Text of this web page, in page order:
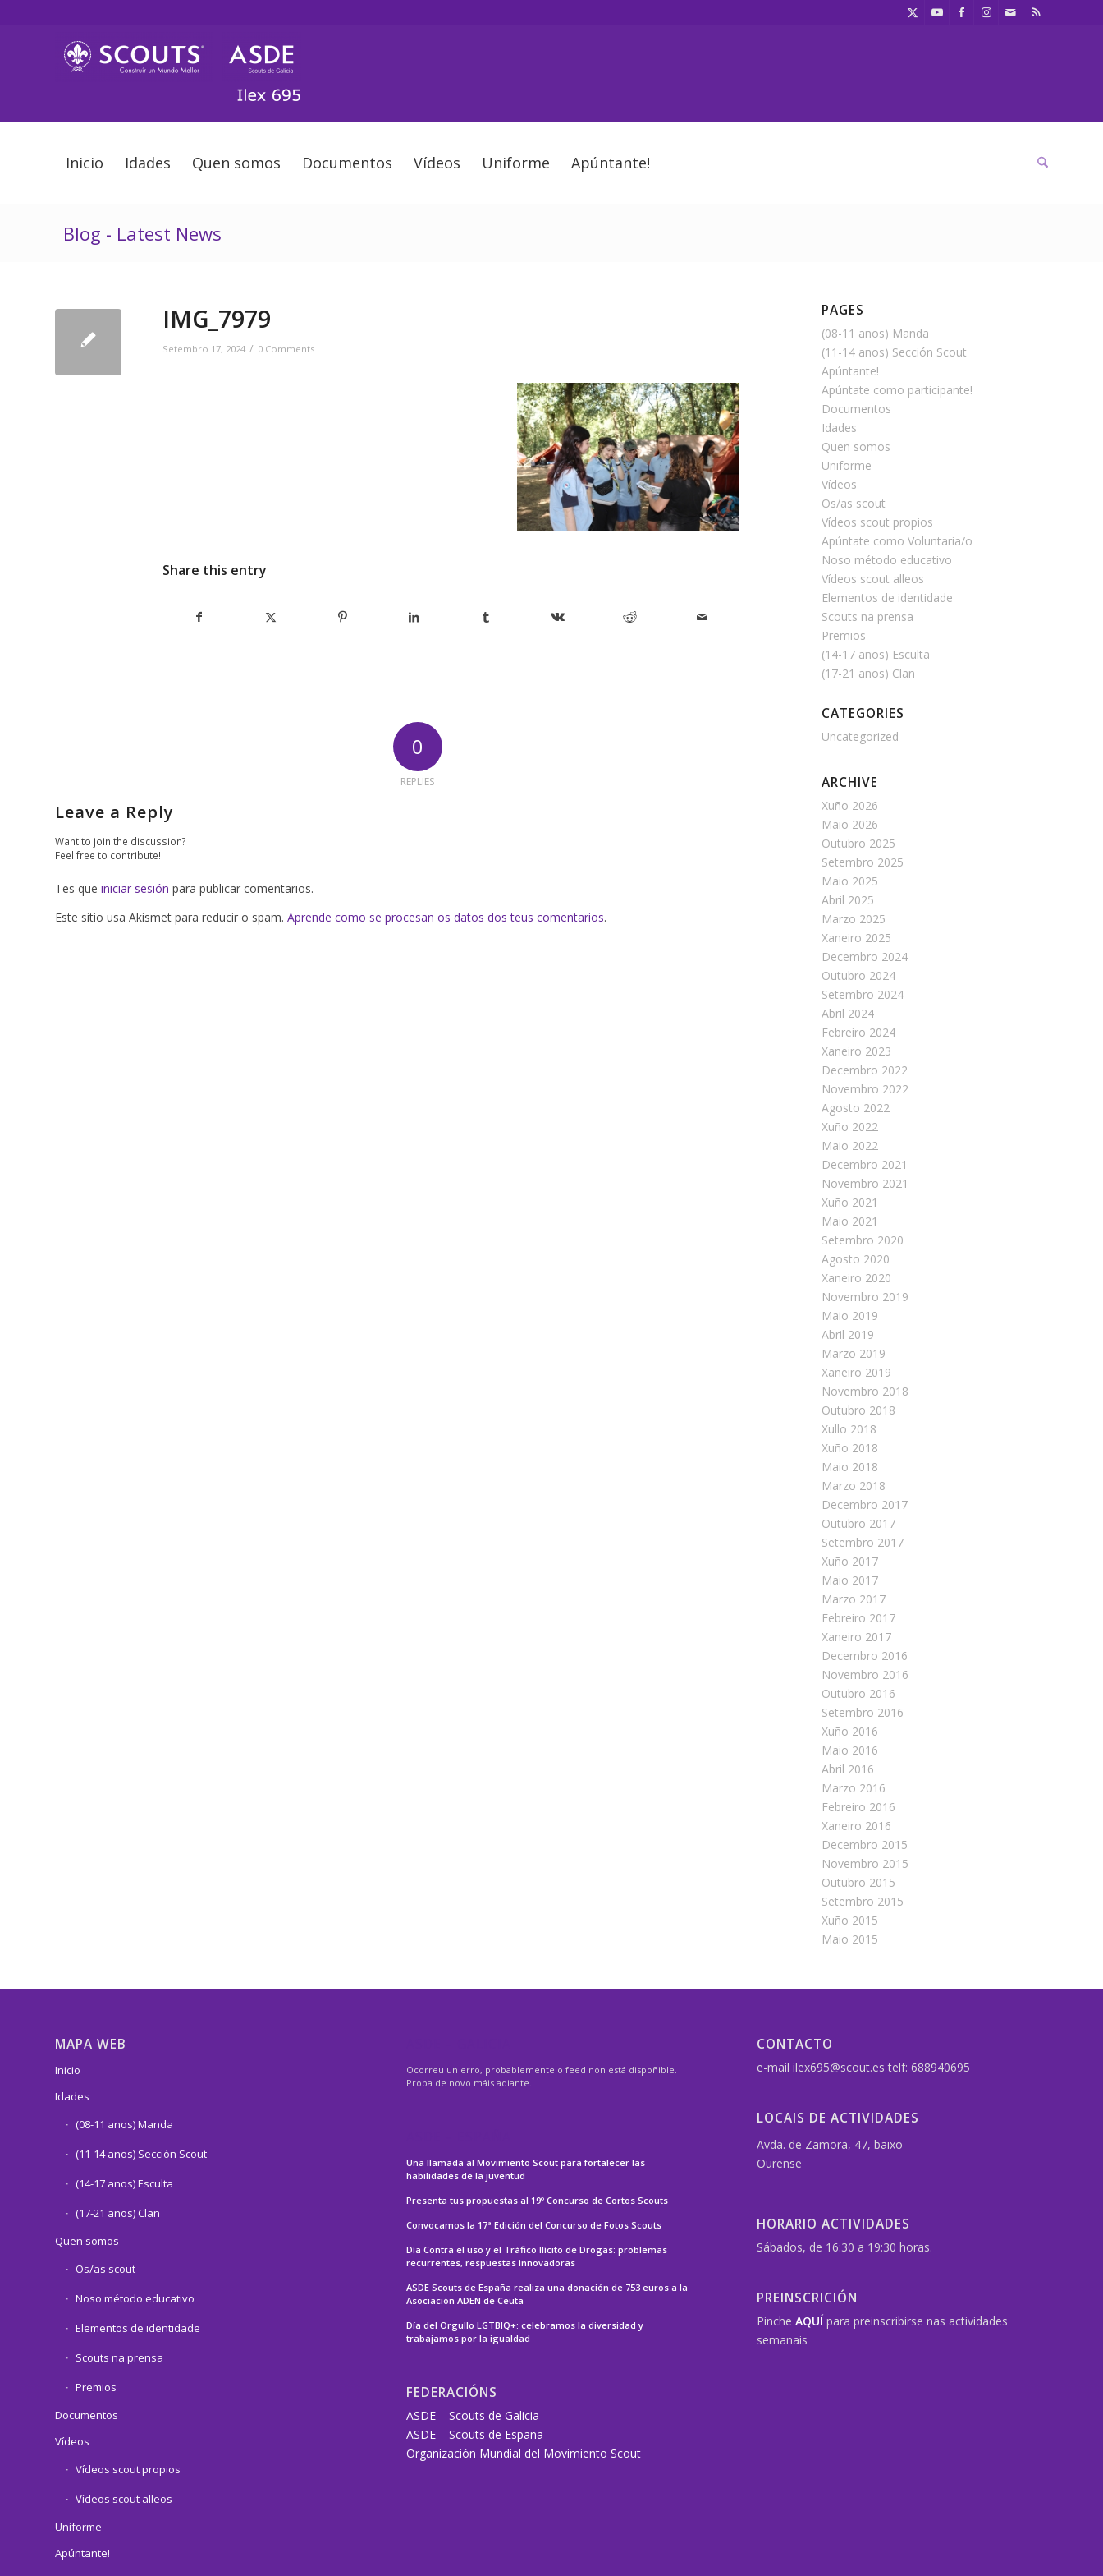
Inicio Idades Quen somos Documentos Vídeos Uniforme Apúntante!
Blog - Latest News
IMG_7979
Setembro 17, 2024 / 0 Comments
Share this entry
0
REPLIES
Leave a Reply
Want to join the discussion?
Feel free to contribute!
Tes que iniciar sesión para publicar comentarios.
Este sitio usa Akismet para reducir o spam. Aprende como se procesan os datos dos teus comentarios.
PAGES
(08-11 anos) Manda
(11-14 anos) Sección Scout
Apúntante!
Apúntate como participante!
Documentos
Idades
Quen somos
Uniforme
Vídeos
Os/as scout
Vídeos scout propios
Apúntate como Voluntaria/o
Noso método educativo
Vídeos scout alleos
Elementos de identidade
Scouts na prensa
Premios
(14-17 anos) Esculta
(17-21 anos) Clan
CATEGORIES
Uncategorized
ARCHIVE
Xuño 2026
Maio 2026
Outubro 2025
Setembro 2025
Maio 2025
Abril 2025
Marzo 2025
Xaneiro 2025
Decembro 2024
Outubro 2024
Setembro 2024
Abril 2024
Febreiro 2024
Xaneiro 2023
Decembro 2022
Novembro 2022
Agosto 2022
Xuño 2022
Maio 2022
Decembro 2021
Novembro 2021
Xuño 2021
Maio 2021
Setembro 2020
Agosto 2020
Xaneiro 2020
Novembro 2019
Maio 2019
Abril 2019
Marzo 2019
Xaneiro 2019
Novembro 2018
Outubro 2018
Xullo 2018
Xuño 2018
Maio 2018
Marzo 2018
Decembro 2017
Outubro 2017
Setembro 2017
Xuño 2017
Maio 2017
Marzo 2017
Febreiro 2017
Xaneiro 2017
Decembro 2016
Novembro 2016
Outubro 2016
Setembro 2016
Xuño 2016
Maio 2016
Abril 2016
Marzo 2016
Febreiro 2016
Xaneiro 2016
Decembro 2015
Novembro 2015
Outubro 2015
Setembro 2015
Xuño 2015
Maio 2015
MAPA WEB
Inicio
Idades
(08-11 anos) Manda
(11-14 anos) Sección Scout
(14-17 anos) Esculta
(17-21 anos) Clan
Quen somos
Os/as scout
Noso método educativo
Elementos de identidade
Scouts na prensa
Premios
Documentos
Vídeos
Vídeos scout propios
Vídeos scout alleos
Uniforme
Apúntante!
Ocorreu un erro, probablemente o feed non está dispoñible.
Proba de novo máis adiante.
Una llamada al Movimiento Scout para fortalecer las
habilidades de la juventud
Presenta tus propuestas al 19º Concurso de Cortos Scouts
Convocamos la 17ª Edición del Concurso de Fotos Scouts
Día Contra el uso y el Tráfico Ilícito de Drogas: problemas
recurrentes, respuestas innovadoras
ASDE Scouts de España realiza una donación de 753 euros a la
Asociación ADEN de Ceuta
Día del Orgullo LGTBIQ+: celebramos la diversidad y
trabajamos por la igualdad
FEDERACIÓNS
ASDE – Scouts de Galicia
ASDE – Scouts de España
Organización Mundial del Movimiento Scout
CONTACTO
e-mail ilex695@scout.es telf: 688940695
LOCAIS DE ACTIVIDADES
Avda. de Zamora, 47, baixo
Ourense
HORARIO ACTIVIDADES
Sábados, de 16:30 a 19:30 horas.
PREINSCRICIÓN
PincheAQUÍ para preinscribirse nas actividades
semanais